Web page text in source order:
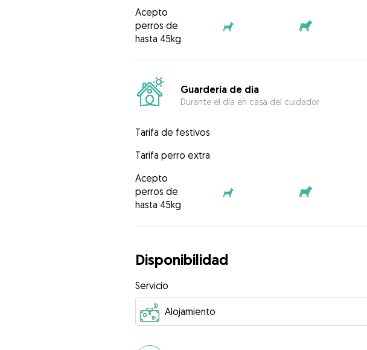
Acepto
perros de
hasta 45kg
Guardería de día
Durante el día en casa del cuidador
Tarifa de festivos
Tarifa perro extra
Acepto
perros de
hasta 45kg
Disponibilidad
Servicio